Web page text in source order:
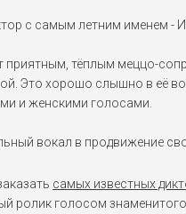
с самым летним именем -
тёплым меццо-
Это хорошо слышно в её
и женскими голосами.
вокал в продвижение
самых известных
ролик голосом